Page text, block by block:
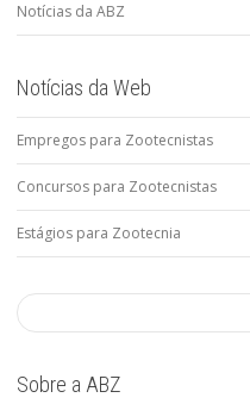
Notícias da ABZ
Notícias da Web
Empregos para Zootecnistas
Concursos para Zootecnistas
Estágios para Zootecnia
Sobre a ABZ